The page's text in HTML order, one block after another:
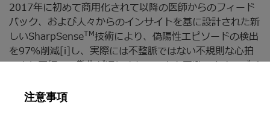
2017年に初めて商用化されて以降の医師からのフィード
バック、および人々からのインサイトを基に設計された新
しいSharpSenseTM技術により、偽陽性エピソードの検出
を97％削減[i]し、実際には不整脈ではない不規則な心拍
により医師への警告が通知されることを回避します。デバ
の胸部皮下に植え込まれます。
注意事項